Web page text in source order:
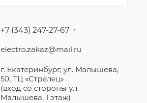
+7 (343) 247-27-67
electro.zakaz@mail.ru
г. Екатеринбург, ул. Малышева,
50, ТЦ «Стрелец»
(вход со стороны ул.
Малышева, 1 этаж)